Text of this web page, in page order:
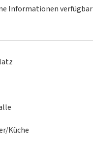
Informationen verfügbar
Küche